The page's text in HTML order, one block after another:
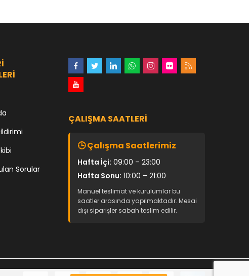
Sorular
ÇALIŞMA SAATLERI
🕒 Çalışma Saatlerimiz
Hafta İçi: 09:00 – 23:00
Hafta Sonu: 10:00 – 21:00
Manuel teslimat ve kurulumlar bu
saatler arasında yapılmaktadır. Mesai
dışı siparişler sabah teslim edilir.